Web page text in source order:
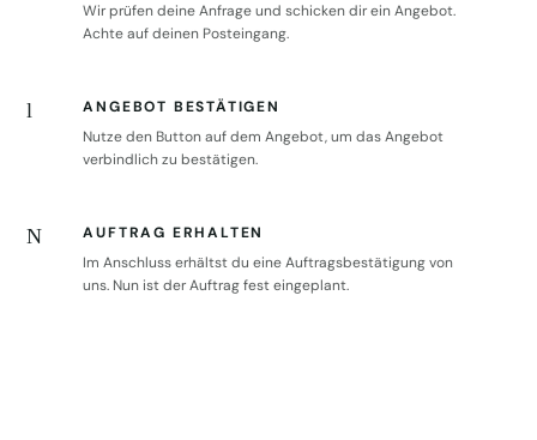
Wir prüfen deine Anfrage und schicken dir ein Angebot.
Achte auf deinen Posteingang.
l
ANGEBOT BESTÄTIGEN
Nutze den Button auf dem Angebot, um das Angebot
verbindlich zu bestätigen.
N
AUFTRAG ERHALTEN
Im Anschluss erhältst du eine Auftragsbestätigung von
uns. Nun ist der Auftrag fest eingeplant.